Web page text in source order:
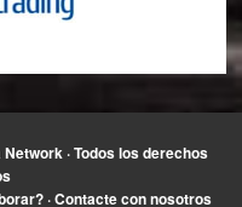
Network· Todos los derechos
·Contacte con nosotros